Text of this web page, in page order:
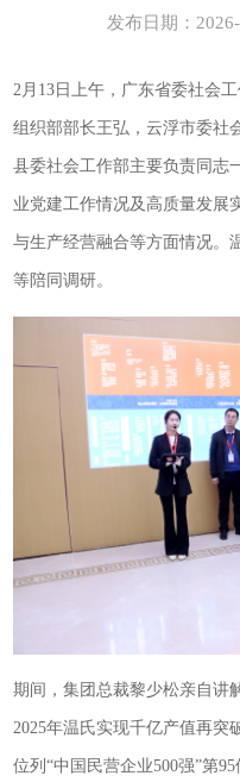
发布日期：
2月13日上午，广东省委社会
组织部部长王弘，云浮市委社
县委社会工作部主要负责同志
业党建工作情况及高质量发展
与生产经营融合等方面情况。
等陪同调研。
期间，集团总裁黎少松亲自讲
2025年温氏实现千亿产值再突
位列“中国民营企业500强”第